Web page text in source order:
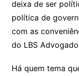
deixa de ser
política de
com as
do LBS
Há quem tema